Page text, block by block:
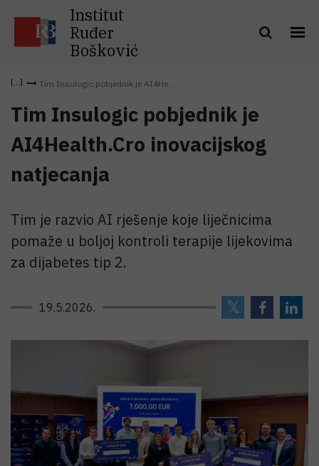
Institut
Ruđer
Bošković
Tim Insulogic pobjednik je AI4He...
Tim Insulogic pobjednik je
AI4Health.Cro inovacijskog
natjecanja
Tim je razvio AI rješenje koje liječnicima
pomaže u boljoj kontroli terapije lijekovima
za dijabetes tip 2.
19.5.2026.